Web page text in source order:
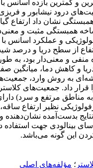
نشان داد ارتفاع
همبستگی مثبت و
و عملکرد اسانس
از سطح دریا و درصد
منفی و معنی‌دار بود، به
و کاهش دما، میانگین
به روش وارد،
مناطق مرتفع ‌و سرد)
نظیر ارتفاع
بدست‌آمده نشان‌دهنده
بینالودی جهت استفاده
این گونه می‌باشد.
؛ مؤلفه‌های اصلی